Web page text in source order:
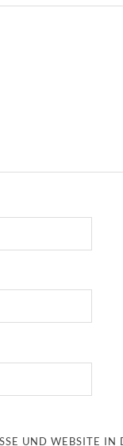
UND WEBSITE IN